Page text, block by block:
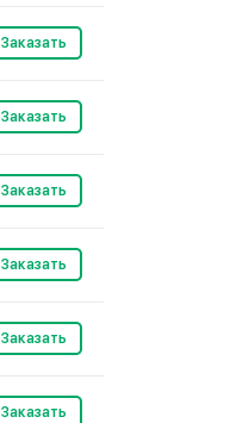
Заказать
Заказать
Заказать
Заказать
Заказать
Заказать